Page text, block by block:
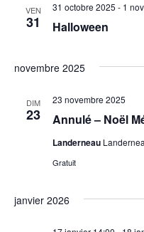
VEN
31 Halloween
31 octobre 2025 - 1
novembre 2025
DIM
23 Annulé – Noël
23 novembre 2025
Landerneau
Gratuit
janvier 2026